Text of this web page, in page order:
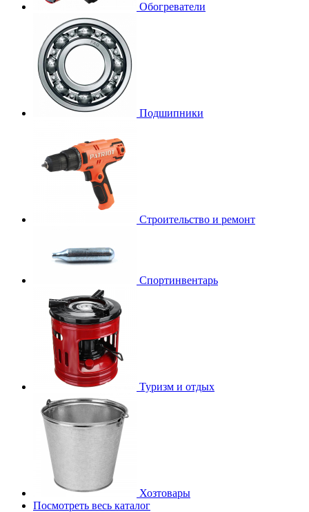
Обогреватели
Подшипники
Строительство и ремонт
Спортинвентарь
Туризм и отдых
Хозтовары
Посмотреть весь каталог